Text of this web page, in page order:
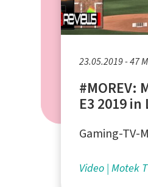
23.05.2019 - 47
#MOREV:
E3 2019
Gaming-TV-
Video Motek